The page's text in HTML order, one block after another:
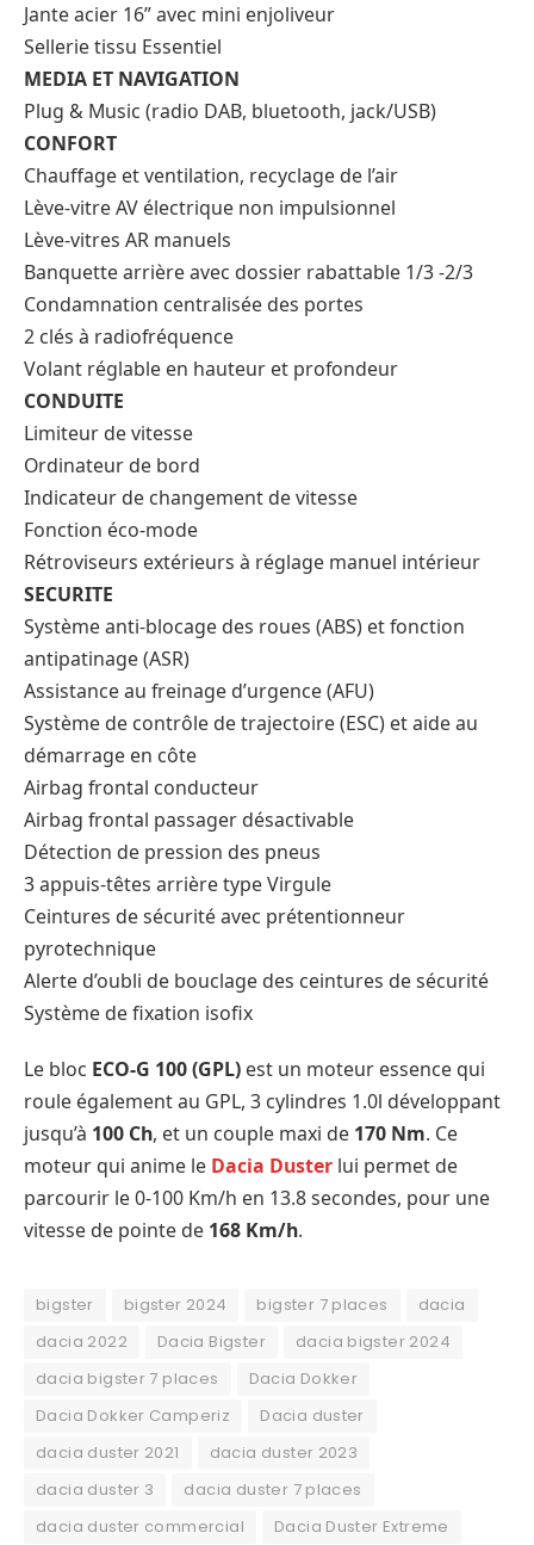
Jante acier 16” avec mini enjoliveur
Sellerie tissu Essentiel
MEDIA ET NAVIGATION
Plug & Music (radio DAB, bluetooth, jack/USB)
CONFORT
Chauffage et ventilation, recyclage de l’air
Lève-vitre AV électrique non impulsionnel
Lève-vitres AR manuels
Banquette arrière avec dossier rabattable 1/3 -2/3
Condamnation centralisée des portes
2 clés à radiofréquence
Volant réglable en hauteur et profondeur
CONDUITE
Limiteur de vitesse
Ordinateur de bord
Indicateur de changement de vitesse
Fonction éco-mode
Rétroviseurs extérieurs à réglage manuel intérieur
SECURITE
Système anti-blocage des roues (ABS) et fonction
antipatinage (ASR)
Assistance au freinage d’urgence (AFU)
Système de contrôle de trajectoire (ESC) et aide au
démarrage en côte
Airbag frontal conducteur
Airbag frontal passager désactivable
Détection de pression des pneus
3 appuis-têtes arrière type Virgule
Ceintures de sécurité avec prétentionneur
pyrotechnique
Alerte d’oubli de bouclage des ceintures de sécurité
Système de fixation isofix
Le bloc ECO-G 100 (GPL) est un moteur essence qui
roule également au GPL, 3 cylindres 1.0l développant
jusqu’à 100 Ch, et un couple maxi de 170 Nm. Ce
moteur qui anime le Dacia Duster lui permet de
parcourir le 0-100 Km/h en 13.8 secondes, pour une
vitesse de pointe de 168 Km/h.
bigster bigster 2024 bigster 7 places
dacia
dacia 2022
Dacia Bigster
dacia bigster 2024
dacia bigster 7 places
Dacia Dokker
Dacia Dokker Camperiz
Dacia duster
dacia duster 2021
dacia duster 2023
dacia duster 3
dacia duster 7 places
dacia duster commercial
Dacia Duster Extreme